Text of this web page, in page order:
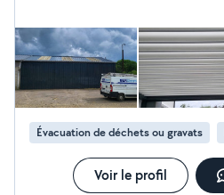
Évacuation de déchets ou gravats
Voir le profil